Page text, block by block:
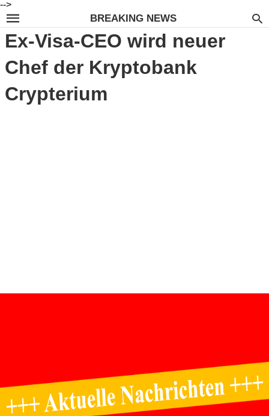
-->
BREAKING NEWS
Ex-Visa-CEO wird neuer
Chef der Kryptobank
Crypterium